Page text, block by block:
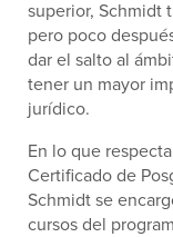
superior, Schmidt
pero poco
dar el salto al
tener un mayor
jurídico.
En lo que
Certificado de
Schmidt se
cursos del